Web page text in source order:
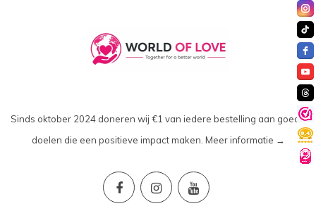
Sinds oktober 2024 doneren wij €1 van iedere bestelling aan goede
doelen die een positieve impact maken. Meer informatie →